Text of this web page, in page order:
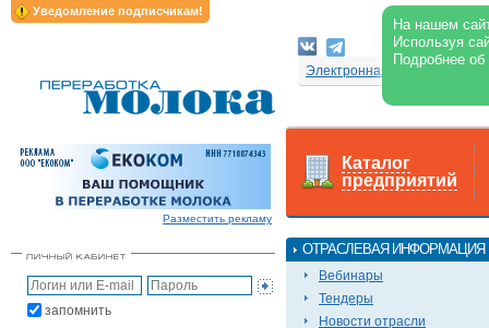
Уведомление подписчикам!
На нашем
Используя
Подробнее
Электронная версия
Разместить рекламу
запомнить
Каталог
предприятий
ОТРАСЛЕВАЯ ИНФОРМАЦИЯ
Вебинары
Тендеры
Новости отрасли